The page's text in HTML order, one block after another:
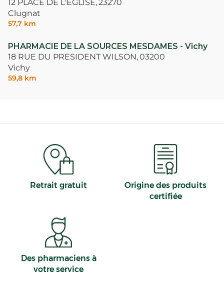
12 PLACE DE L'EGLISE,23270
Clugnat
57,7 km
PHARMACIE DE LA SOURCES MESDAMES - Vichy
18 RUE DU PRESIDENT WILSON,03200
Vichy
59,8 km
Retrait gratuit
Origine des produits
certifiée
Des pharmaciens à
votre service